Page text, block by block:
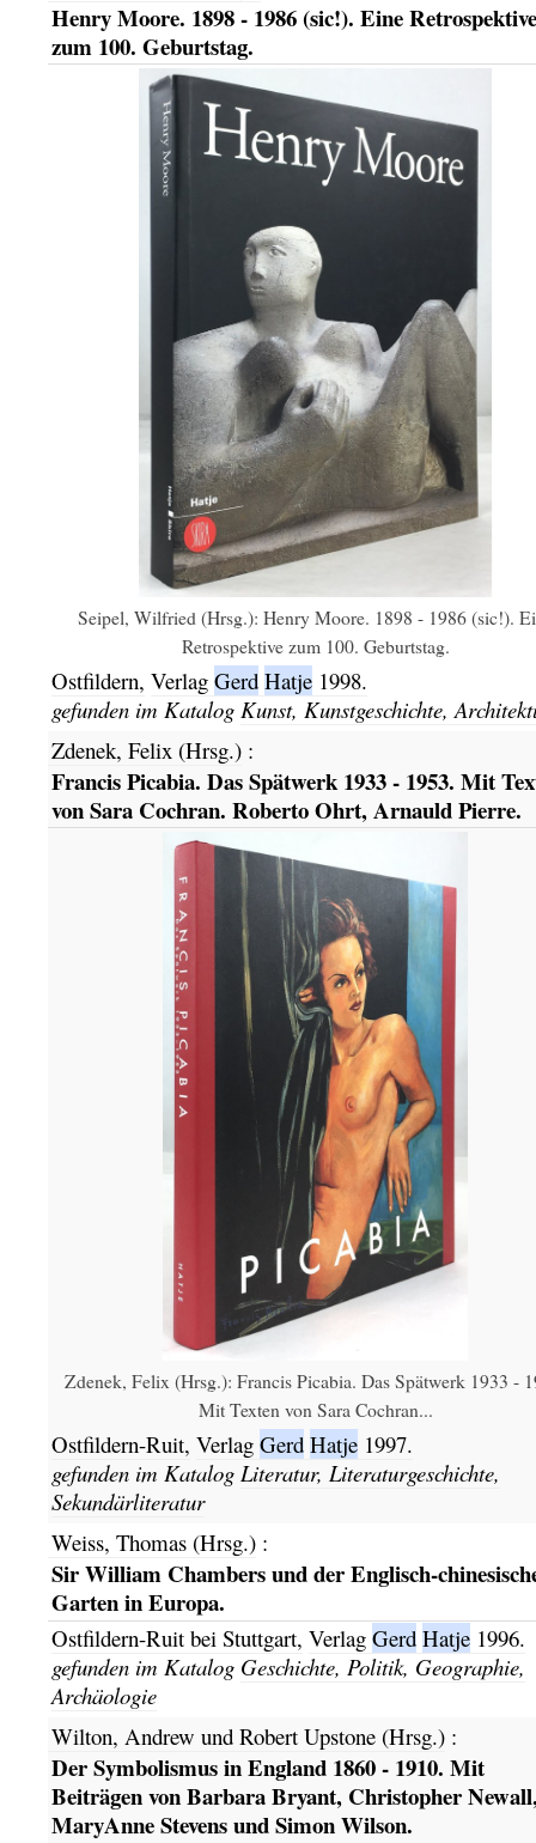
Henry Moore. 1898 - 1986 (sic!). Eine Retrospektive
zum 100. Geburtstag.
Seipel, Wilfried (Hrsg.): Henry Moore. 1898 - 1986 (sic!).
Retrospektive zum 100. Geburtstag.
Ostfildern, Verlag Gerd Hatje 1998.
gefunden im Katalog Kunst, Kunstgeschichte,
Zdenek, Felix (Hrsg.):
Francis Picabia. Das Spätwerk 1933 - 1953. Mit
von Sara Cochran. Roberto Ohrt, Arnauld Pierre.
Zdenek, Felix (Hrsg.): Francis Picabia. Das Spätwerk 1933 -
Mit Texten von Sara Cochran...
Ostfildern-Ruit, Verlag Gerd Hatje 1997.
gefunden im Katalog Literatur, Literaturgeschichte,
Sekundärliteratur
Weiss, Thomas (Hrsg.):
Sir William Chambers und der Englisch-
Garten in Europa.
Ostfildern-Ruit bei Stuttgart, Verlag Gerd Hatje 1996.
gefunden im Katalog Geschichte, Politik, Geographie,
Archäologie
Wilton, Andrew und Robert Upstone (Hrsg.):
Der Symbolismus in England 1860 - 1910. Mit
Beiträgen von Barbara Bryant, Christopher
MaryAnne Stevens und Simon Wilson.